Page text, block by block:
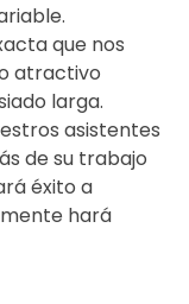
que nos
atractivo
larga.
asistentes
de su trabajo
éxito a
hará